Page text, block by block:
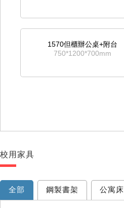
1570但櫃辦公桌+附台
750*1200*700mm
校用家具
全部 鋼製書架 公寓床